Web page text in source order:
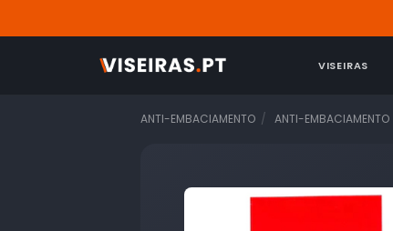
VISEIRAS
ANTI-EMBACIAMENTO ANTI-EMBACIAMENTO